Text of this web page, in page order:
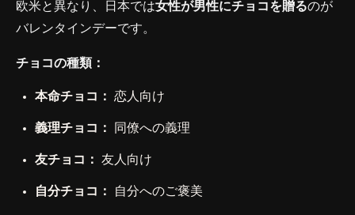
欧米と異なり、日本では女性が男性にチョコを贈るのが
バレンタインデーです。
チョコの種類：
本命チョコ： 恋人向け
義理チョコ： 同僚への義理
友チョコ： 友人向け
自分チョコ： 自分へのご褒美